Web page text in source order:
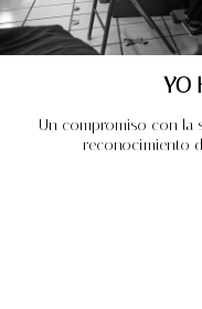
YO
Un compromiso con la
reconocimiento